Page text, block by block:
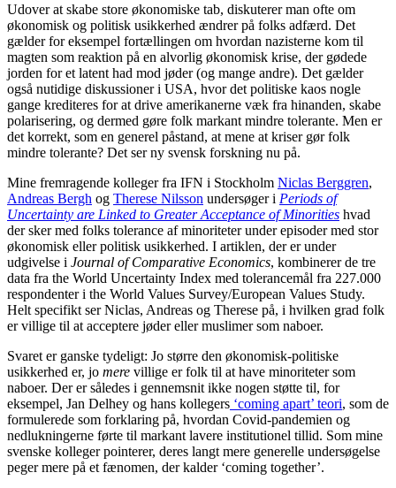
Udover at skabe store økonomiske tab, diskuterer man ofte om
økonomisk og politisk usikkerhed ændrer på folks adfærd. Det
gælder for eksempel fortællingen om hvordan nazisterne kom til
magten som reaktion på en alvorlig økonomisk krise, der gødede
jorden for et latent had mod jøder (og mange andre). Det gælder
også nutidige diskussioner i USA, hvor det politiske kaos nogle
gange krediteres for at drive amerikanerne væk fra hinanden, skabe
polarisering, og dermed gøre folk markant mindre tolerante. Men er
det korrekt, som en generel påstand, at mene at kriser gør folk
mindre tolerante? Det ser ny svensk forskning nu på.
Mine fremragende kolleger fra IFN i Stockholm Niclas Berggren,
Andreas Bergh og Therese Nilsson undersøger i Periods of
Uncertainty are Linked to Greater Acceptance of Minorities hvad
der sker med folks tolerance af minoriteter under episoder med stor
økonomisk eller politisk usikkerhed. I artiklen, der er under
udgivelse i Journal of Comparative Economics, kombinerer de tre
data fra the World Uncertainty Index med tolerancemål fra 227.000
respondenter i the World Values Survey/European Values Study.
Helt specifikt ser Niclas, Andreas og Therese på, i hvilken grad folk
er villige til at acceptere jøder eller muslimer som naboer.
Svaret er ganske tydeligt: Jo større den økonomisk-politiske
usikkerhed er, jo mere villige er folk til at have minoriteter som
naboer. Der er således i gennemsnit ikke nogen støtte til, for
eksempel, Jan Delhey og hans kollegers ‘coming apart’ teori, som de
formulerede som forklaring på, hvordan Covid-pandemien og
nedlukningerne førte til markant lavere institutionel tillid. Som mine
svenske kolleger pointerer, deres langt mere generelle undersøgelse
peger mere på et fænomen, der kalder ‘coming together’.